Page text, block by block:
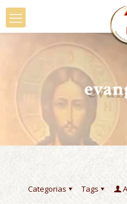
Categorias Tags